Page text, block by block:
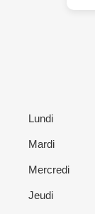
Lundi
Mardi
Mercredi
Jeudi